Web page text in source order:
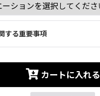
する重要事項
カートに入れる